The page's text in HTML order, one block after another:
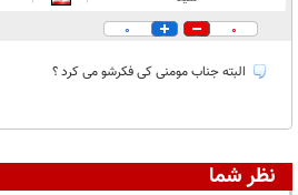
در انتظار بررسی:
0
0
البته جناب مومنی کی فکرشو می کرد ؟
نظر شما